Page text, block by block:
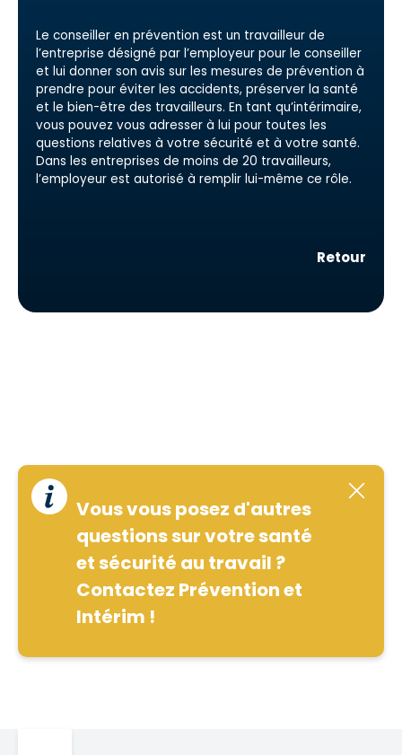
Le conseiller en prévention est un travailleur de
l’entreprise désigné par l’employeur pour le conseiller
et lui donner son avis sur les mesures de prévention à
prendre pour éviter les accidents, préserver la santé
et le bien-être des travailleurs. En tant qu’intérimaire,
vous pouvez vous adresser à lui pour toutes les
questions relatives à votre sécurité et à votre santé.
Dans les entreprises de moins de 20 travailleurs,
l’employeur est autorisé à remplir lui-même ce rôle.
Retour
Vous vous posez d'autres
questions sur votre santé
et sécurité au travail ?
Contactez Prévention et
Intérim !